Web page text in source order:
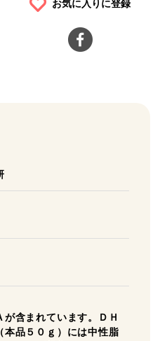
お気に入りに登録
含まれています。ＤＨ
本品５０ｇ）には中性脂